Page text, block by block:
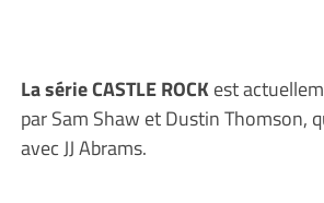
La série CASTLE ROCKest
par Sam Shaw et Dustin Thomson,
avec JJ Abrams.